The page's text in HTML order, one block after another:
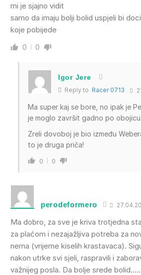
mi je sjajno vidit
samo da imaju bolji bolid uspjeli bi
koje pobijede
0 0
Igor Jere
Reply to Racer 0713
Ma super kaj se bore, no ipak je
je moglo završit gadno po obojicu.
Zreli dovoboj je bio između
to je druga priča!
0 0
perodeformero
Ma dobro, za sve je kriva trotjedna
za plaćom i nezajažljiva potreba za
nema (vrijeme kiselih krastavaca).
nakon utrke svi sjeli, raspravili i
važnijeg posla. Da bolje srede